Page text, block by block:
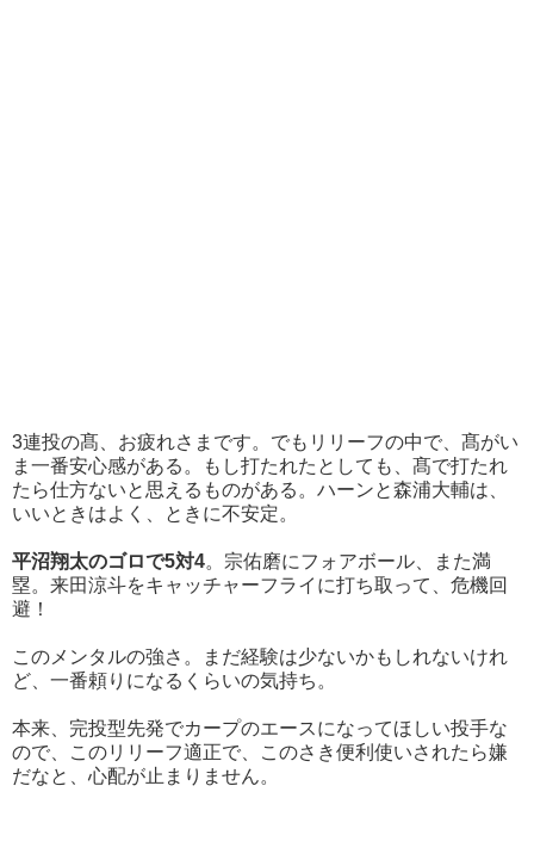
3連投の髙、お疲れさまです。でもリリーフの中で、髙がい
ま一番安心感がある。もし打たれたとしても、髙で打たれ
たら仕方ないと思えるものがある。ハーンと森浦大輔は、
いいときはよく、ときに不安定。
平沼翔太のゴロで5対4。宗佑磨にフォアボール、また満
塁。来田涼斗をキャッチャーフライに打ち取って、危機回
避！
このメンタルの強さ。まだ経験は少ないかもしれないけれ
ど、一番頼りになるくらいの気持ち。
本来、完投型先発でカープのエースになってほしい投手な
ので、このリリーフ適正で、このさき便利使いされたら嫌
だなと、心配が止まりません。